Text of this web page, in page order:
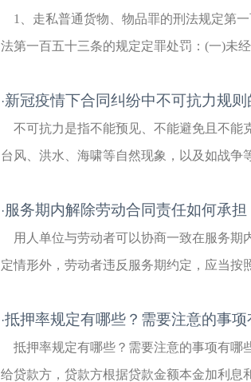
1、走私普通货物、物品罪的刑法规定第
法第一百五十三条的规定定罪处罚：(一)未
·新冠疫情下合同纠纷中不可抗力规则
不可抗力是指不能预见、不能避免且不能
台风、洪水、海啸等自然现象，以及如战争
·服务期内解除劳动合同责任如何承担
用人单位与劳动者可以协商一致在服务
定情形外，劳动者违反服务期约定，应当按
·抵押率规定有哪些？需要注意的事项
抵押率规定有哪些？需要注意的事项有哪
给贷款方，贷款方根据贷款金额本金加利息